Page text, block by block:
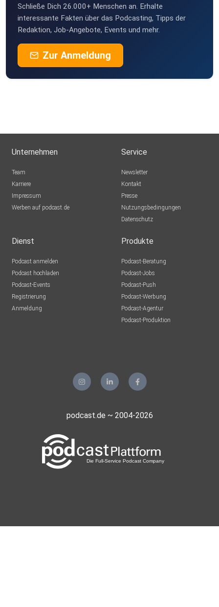
Schließe Dich 26.000+ Menschen an. Erhalte
interessante Fakten über das Podcasting, Tipps der
Redaktion, Job-Angebote, Events und mehr.
Zur Anmeldung
Unternehmen
Team
Karriere
Impressum
Werben auf podcast.de
Service
Newsletter
Kontakt
Presse
Nutzungsbedingungen
Datenschutz
Dienst
Podcast anmelden
Podcast hochladen
Podcast-Events
Registrierung
Anmeldung
Produkte
Podcast-Beratung
Podcast-Jobs
Podcast-Push
Podcast-Werbung
Podcast-Agentur
Podcast-Produktion
podcast.de ~ 2004-2026